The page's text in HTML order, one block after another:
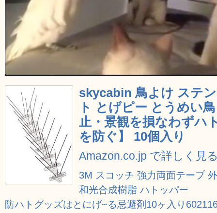
skycabin 鳥よけ ステ
ト とげピー とうめい
止・景観を損なわずハ
を防ぐ】 10個入り
Amazon.co.jp で詳しく見
3M スコッチ 強力両面テープ
和光合成樹脂 ハトッパー
防ハトグッズはとにげ~る忌避剤10ヶ入り